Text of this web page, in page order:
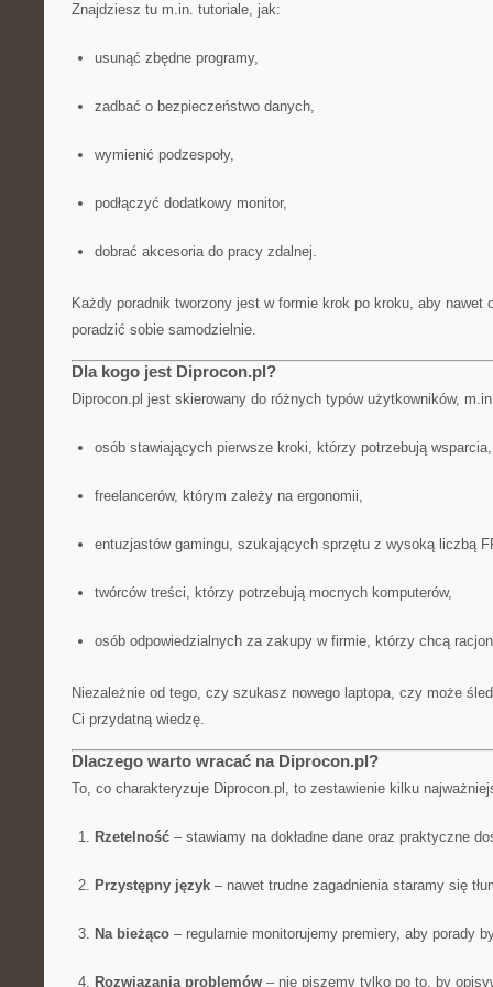
Znajdziesz tu m.in. tutoriale, jak:
usunąć zbędne programy,
zadbać o bezpieczeństwo danych,
wymienić podzespoły,
podłączyć dodatkowy monitor,
dobrać akcesoria do pracy zdalnej.
Każdy poradnik tworzony jest w formie krok po kroku, aby nawet
poradzić sobie samodzielnie.
Dla kogo jest Diprocon.pl?
Diprocon.pl jest skierowany do różnych typów użytkowników,
osób stawiających pierwsze kroki, którzy potrzebują wsparcia,
freelancerów, którym zależy na ergonomii,
entuzjastów gamingu, szukających sprzętu z wysoką liczbą
twórców treści, którzy potrzebują mocnych komputerów,
osób odpowiedzialnych za zakupy w firmie, którzy chcą
Niezależnie od tego, czy szukasz nowego laptopa, czy może
Ci przydatną wiedzę.
Dlaczego warto wracać na Diprocon.pl?
To, co charakteryzuje Diprocon.pl, to zestawienie kilku
Rzetelność– stawiamy na dokładne dane oraz praktyczne
Przystępny język– nawet trudne zagadnienia staramy się
Na bieżąco– regularnie monitorujemy premiery, aby porady
Rozwiązania problemów– nie piszemy tylko po to, by